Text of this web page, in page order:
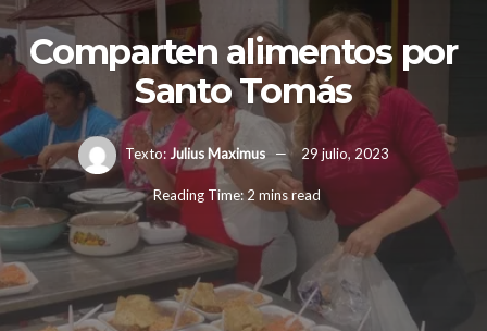
Comparten alimentos por
Santo Tomás
Texto: Julius Maximus 29 julio, 2023
Reading Time: 2 mins read